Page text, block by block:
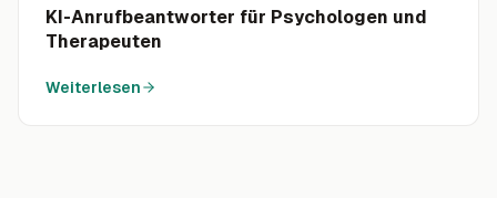
KI-Anrufbeantworter für Psychologen und
Therapeuten
Weiterlesen